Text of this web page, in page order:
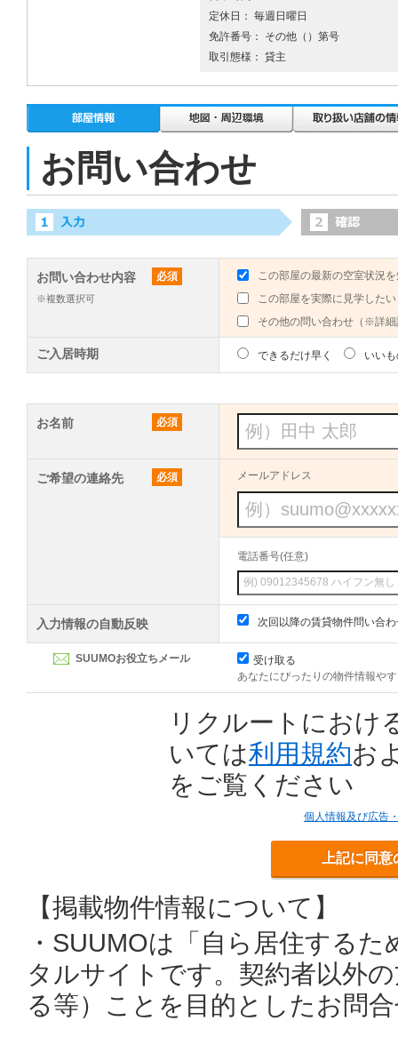
定休日： 毎週日曜日
免許番号： その他（）第号
取引態様： 貸主
お問い合わせ
お問い合わせ内容 必須
※複数選択可
この部屋の最新の空室状況
この部屋を実際に見学したい
その他の問い合わせ（※詳
ご入居時期 できるだけ早く いい
お名前 必須
ご希望の連絡先 必須 メールアドレス
電話番号(任意)
入力情報の自動反映 次回以降の賃貸物件問い合
SUUMOお役立ちメール
受け取る
あなたにぴったりの物件情報や
リクルートにおけ
いては利用規約お
をご覧ください
個人情報及び広告
上記に同
【掲載物件情報について】
・SUUMOは「自ら居住する
タルサイトです。契約者以外
る等）ことを目的としたお問